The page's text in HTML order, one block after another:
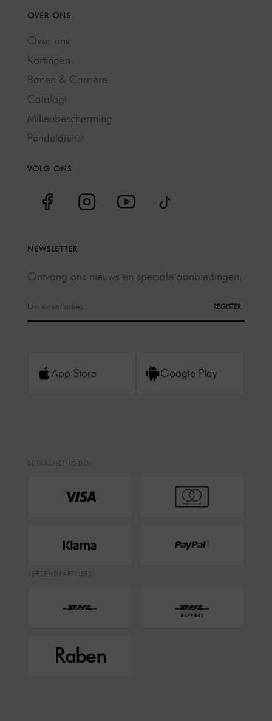
OVER ONS
Over ons
Kortingen
Banen & Carrière
Catalogi
Milieubescherming
Pendeldienst
VOLG ONS
NEWSLETTER
Ontvang ons nieuws en speciale aanbiedingen.
REGISTER
App Store Google Play
BETAALMETHODEN
VERZENDPARTNERS
EXPRESS
Raben